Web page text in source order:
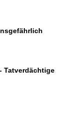
Tatverdächtige